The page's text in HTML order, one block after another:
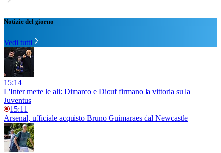
Notizie del giorno
Vedi tutti
15:14
L'Inter mette le ali: Dimarco e Diouf firmano la vittoria sulla
Juventus
15:11
Arsenal, ufficiale acquisto Bruno Guimaraes dal Newcastle